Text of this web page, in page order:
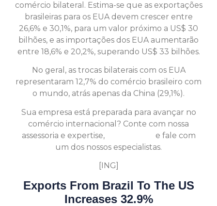
comércio bilateral. Estima-se que as exportações
brasileiras para os EUA devem crescer entre
26,6% e 30,1%, para um valor próximo a US$ 30
bilhões, e as importações dos EUA aumentarão
entre 18,6% e 20,2%, superando US$ 33 bilhões.
No geral, as trocas bilaterais com os EUA
representaram 12,7% do comércio brasileiro com
o mundo, atrás apenas da China (29,1%).
Sua empresa está preparada para avançar no
comércio internacional? Conte com nossa
assessoria e expertise,
e fale com
um dos nossos especialistas.
[ING]
Exports From Brazil To The US
Increases 32.9%